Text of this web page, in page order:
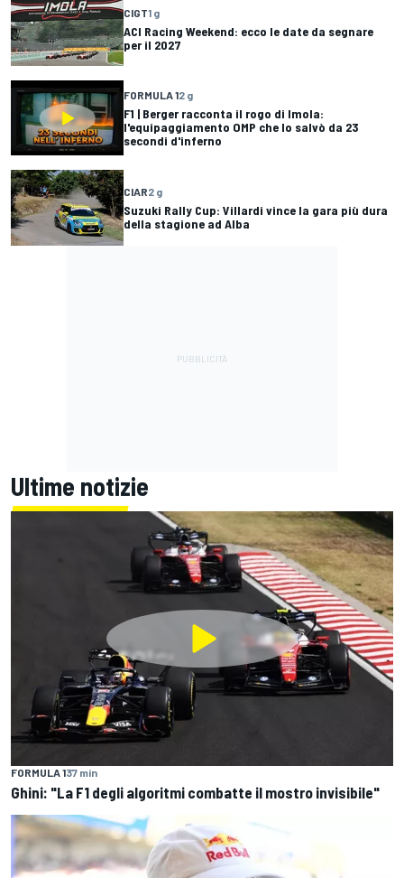
CIGT1 g
ACI Racing Weekend: ecco le date da segnare
per il 2027
FORMULA 12 g
F1 | Berger racconta il rogo di Imola:
l'equipaggiamento OMP che lo salvò da 23
secondi d'inferno
CIAR2 g
Suzuki Rally Cup: Villardi vince la gara più dura
della stagione ad Alba
Ultime notizie
FORMULA 137 min
Ghini: "La F1 degli algoritmi combatte il mostro invisibile"